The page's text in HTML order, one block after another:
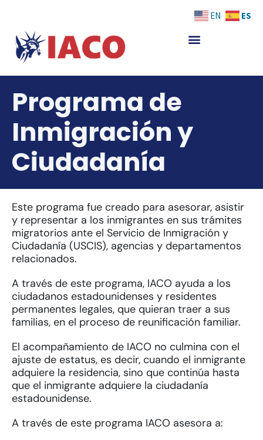
content
Programa de
Inmigración y
Ciudadanía
Este programa fue creado para asesorar, asistir
y representar a los inmigrantes en sus trámites
migratorios ante el Servicio de Inmigración y
Ciudadanía (USCIS), agencias y departamentos
relacionados.
A través de este programa, IACO ayuda a los
ciudadanos estadounidenses y residentes
permanentes legales, que quieran traer a sus
familias, en el proceso de reunificación familiar.
El acompañamiento de IACO no culmina con el
ajuste de estatus, es decir, cuando el inmigrante
adquiere la residencia, sino que continúa hasta
que el inmigrante adquiere la ciudadanía
estadounidense.
A través de este programa IACO asesora a:
EN ES